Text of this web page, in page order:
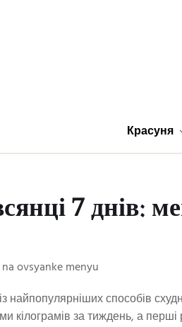
Красуня
7 днів:
найпопулярніших способів
кілограмів за тиждень, а перші